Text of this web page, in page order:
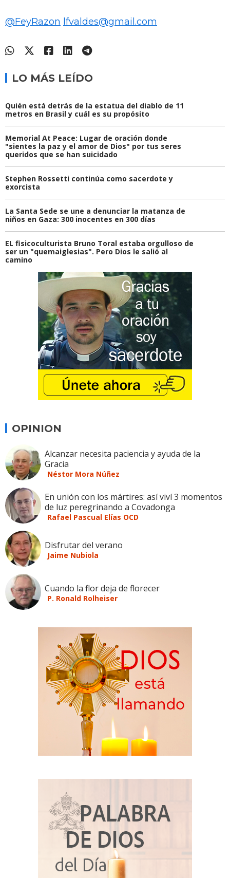
@FeyRazon lfvaldes@gmail.com
LO MÁS LEÍDO
Quién está detrás de la estatua del diablo de 11
metros en Brasil y cuál es su propósito
Memorial At Peace: Lugar de oración donde
"sientes la paz y el amor de Dios" por tus seres
queridos que se han suicidado
Stephen Rossetti continúa como sacerdote y
exorcista
La Santa Sede se une a denunciar la matanza de
niños en Gaza: 300 inocentes en 300 días
EL fisicoculturista Bruno Toral estaba orgulloso de
ser un "quemaiglesias". Pero Dios le salió al
camino
OPINION
Alcanzar necesita paciencia y ayuda de la
Gracia
Néstor Mora Núñez
En unión con los mártires: así viví 3 momentos
de luz peregrinando a Covadonga
Rafael Pascual Elías OCD
Disfrutar del verano
Jaime Nubiola
Cuando la flor deja de florecer
P. Ronald Rolheiser